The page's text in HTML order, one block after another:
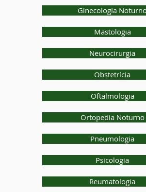
Ginecologia
Mastologia
Neurocirurgia
Obstetrícia
Oftalmologia
Ortopedia Noturno
Pneumologia
Psicologia
Reumatologia